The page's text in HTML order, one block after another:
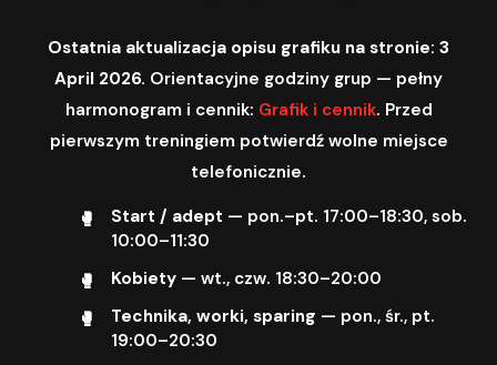
Ostatnia aktualizacja opisu grafiku na stronie: 3
April 2026. Orientacyjne godziny grup — pełny
harmonogram i cennik: Grafik i cennik. Przed
pierwszym treningiem potwierdź wolne miejsce
telefonicznie.
Start / adept — pon.–pt. 17:00–18:30, sob.
10:00–11:30
Kobiety— wt., czw. 18:30–20:00
Technika, worki, sparing — pon., śr., pt.
19:00–20:30